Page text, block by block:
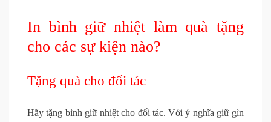
In bình giữ nhiệt làm quà tặng
cho các sự kiện nào?
Tặng quà cho đối tác
Hãy tặng bình giữ nhiệt cho đối tác. Với ý nghĩa giữ gìn